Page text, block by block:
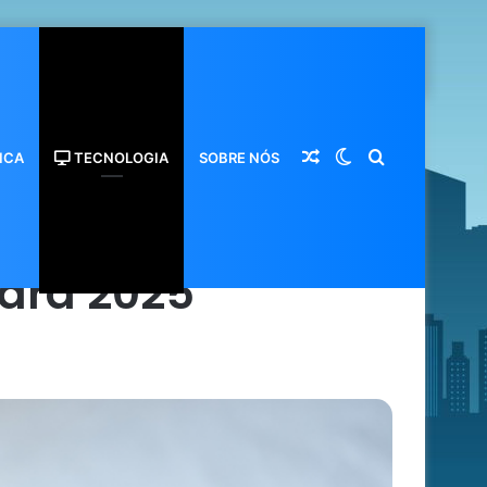
TECNOLOGIA SOBRE NÓS Procurar
por
Switch
Artigo
de software
2025